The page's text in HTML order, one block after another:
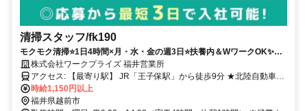
清掃スタッフ/fk190
モクモク清掃⭐1日4時間×月・水・金の週3日⭐扶養内＆WワークOK✨未
経験スタート歓迎！履歴書不要！手ぶらで面接
株式会社ワークプライズ 福井営業所
アクセス: 【最寄り駅】 JR「王子保駅」から徒歩9分 ★北陸自動車道
南条スマートICより車で10分 ★今働かれてる方は 福井市、鯖江市、
越前町、 南越前町、敦賀市などから通う方も活躍中！ 自宅から通え
時給1,150円以上
福井県越前市